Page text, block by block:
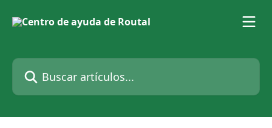
Buscar artículos...